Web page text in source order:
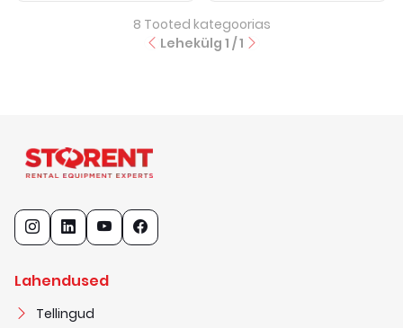
8 Tooted kategoorias
Lehekülg 1 /1
Lahendused
Tellingud